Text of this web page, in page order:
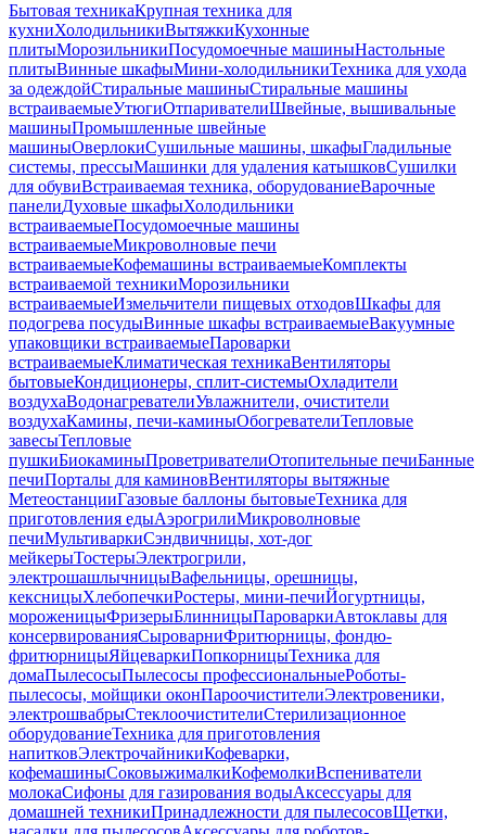
Бытовая техникаКрупная техника для
кухниХолодильникиВытяжкиКухонные
плитыМорозильникиПосудомоечные машиныНастольные
плитыВинные шкафыМини-холодильникиТехника для ухода
за одеждойСтиральные машиныСтиральные машины
встраиваемыеУтюгиОтпаривателиШвейные, вышивальные
машиныПромышленные швейные
машиныОверлокиСушильные машины, шкафыГладильные
системы, прессыМашинки для удаления катышковСушилки
для обувиВстраиваемая техника, оборудованиеВарочные
панелиДуховые шкафыХолодильники
встраиваемыеПосудомоечные машины
встраиваемыеМикроволновые печи
встраиваемыеКофемашины встраиваемыеКомплекты
встраиваемой техникиМорозильники
встраиваемыеИзмельчители пищевых отходовШкафы для
подогрева посудыВинные шкафы встраиваемыеВакуумные
упаковщики встраиваемыеПароварки
встраиваемыеКлиматическая техникаВентиляторы
бытовыеКондиционеры, сплит-системыОхладители
воздухаВодонагревателиУвлажнители, очистители
воздухаКамины, печи-каминыОбогревателиТепловые
завесыТепловые
пушкиБиокаминыПроветривателиОтопительные печиБанные
печиПорталы для каминовВентиляторы вытяжные
МетеостанцииГазовые баллоны бытовыеТехника для
приготовления едыАэрогрилиМикроволновые
печиМультиваркиСэндвичницы, хот-дог
мейкерыТостерыЭлектрогрили,
электрошашлычницыВафельницы, орешницы,
кексницыХлебопечкиРостеры, мини-печиЙогуртницы,
мороженицыФризерыБлинницыПароваркиАвтоклавы для
консервированияСыроварниФритюрницы, фондю-
фритюрницыЯйцеваркиПопкорницыТехника для
домаПылесосыПылесосы профессиональныеРоботы-
пылесосы, мойщики оконПароочистителиЭлектровеники,
электрошвабрыСтеклоочистителиСтерилизационное
оборудованиеТехника для приготовления
напитковЭлектрочайникиКофеварки,
кофемашиныСоковыжималкиКофемолкиВспениватели
молокаСифоны для газирования водыАксессуары для
домашней техникиПринадлежности для пылесосовЩетки,